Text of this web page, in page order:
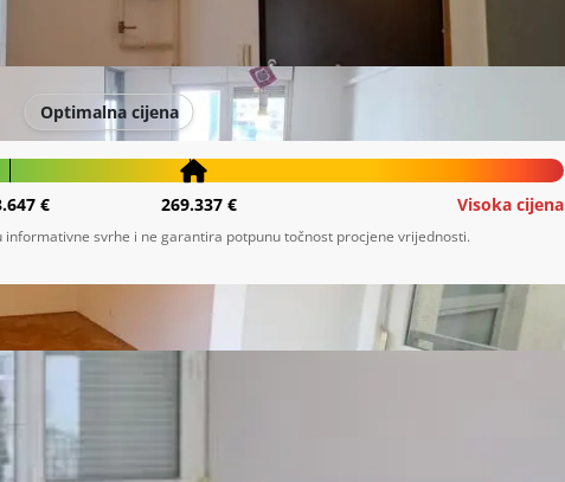
Optimalna cijena
€ 269.337 € Visoka cijena
svrhe i ne garantira potpunu točnost procjene vrijednosti.
kuhinjom i blagovaonicom, izlazom na loggiu, kupaonicom te
lođu.